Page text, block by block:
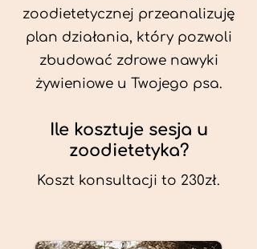
zoodietetycznej przeanalizuję
plan działania, który pozwoli
zbudować zdrowe nawyki
żywieniowe u Twojego psa.
Ile kosztuje sesja u
zoodietetyka?
Koszt konsultacji to 230zł.